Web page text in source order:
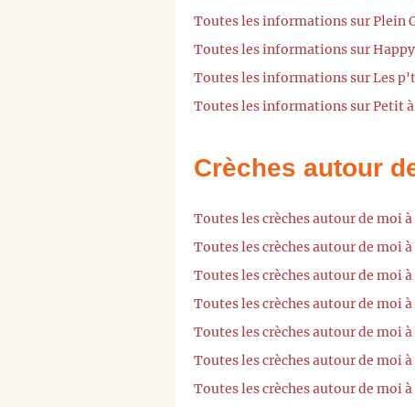
Toutes les informations sur Plein
Toutes les informations sur
Toutes les informations sur Les
Toutes les informations sur Petit
Crèches autour
Toutes les crèches autour de moi
Toutes les crèches autour de moi à
Toutes les crèches autour de moi
Toutes les crèches autour de moi
Toutes les crèches autour de moi
Toutes les crèches autour de moi
Toutes les crèches autour de moi